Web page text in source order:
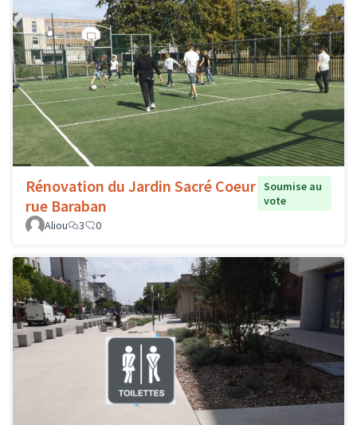
Rénovation du Jardin Sacré Coeur
rue Baraban
Soumise au
vote
Aliou
3 0